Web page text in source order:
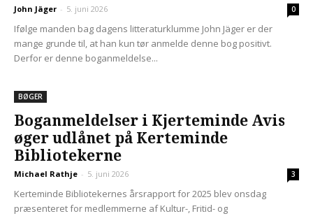
John Jäger - 5. juni 2026 0
Ifølge manden bag dagens litteraturklumme John Jäger er der
mange grunde til, at han kun tør anmelde denne bog positivt.
Derfor er denne boganmeldelse...
BØGER
Boganmeldelser i Kjerteminde Avis
øger udlånet på Kerteminde
Bibliotekerne
Michael Rathje - 5. juni 2026 3
Kerteminde Bibliotekernes årsrapport for 2025 blev onsdag
præsenteret for medlemmerne af Kultur-, Fritid- og